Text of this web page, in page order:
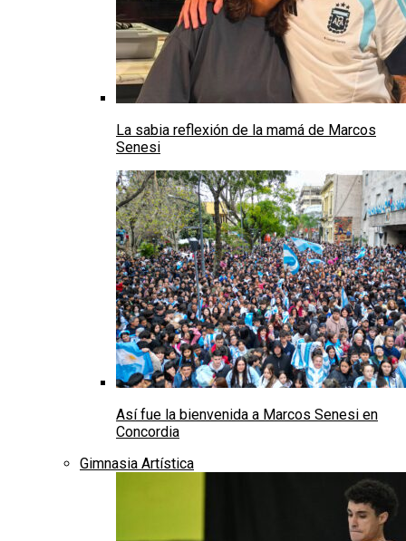
La sabia reflexión de la mamá de Marcos
Senesi
Así fue la bienvenida a Marcos Senesi en
Concordia
Gimnasia Artística